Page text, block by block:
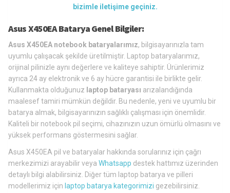
bizimle iletişime geçiniz.
Asus X450EA Batarya Genel Bilgiler:
Asus X450EA notebook bataryalarımız, bilgisayarınızla tam
uyumlu çalışacak şekilde üretilmiştir. Laptop bataryalarımız,
orijinal pilinizle aynı değerlere ve kaliteye sahiptir. Ürünlerimiz
ayrıca 24 ay elektronik ve 6 ay hücre garantisi ile birlikte gelir.
Kullanmakta olduğunuz laptop bataryası arızalandığında
maalesef tamiri mümkün değildir. Bu nedenle, yeni ve uyumlu bir
batarya almak, bilgisayarınızın sağlıklı çalışması için önemlidir.
Kaliteli bir notebook pil seçimi, cihazınızın uzun ömürlü olmasını ve
yüksek performans göstermesini sağlar.
Asus X450EA pil ve bataryalar hakkında sorularınız için çağrı
merkezimizi arayabilir veya Whatsapp destek hattımız üzerinden
detaylı bilgi alabilirsiniz. Diğer tüm laptop batarya ve pilleri
modellerimiz için laptop batarya kategorimizi gezebilirsiniz.